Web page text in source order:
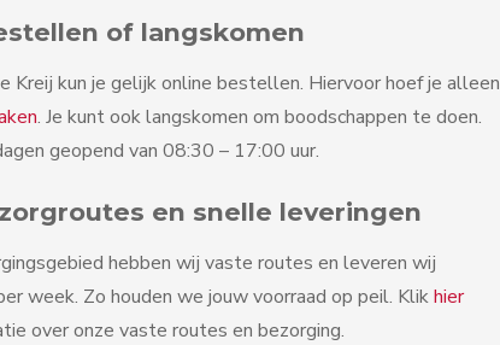
of langskomen
Kreij kun je gelijk online bestellen. Hiervoor hoef je alleen
. Je kunt ook langskomen om boodschappen te doen.
geopend van 08:30 – 17:00 uur.
en snelle leveringen
hebben wij vaste routes en leveren wij
week. Zo houden we jouw voorraad op peil. Klikhier
over onze vaste routes en bezorging.